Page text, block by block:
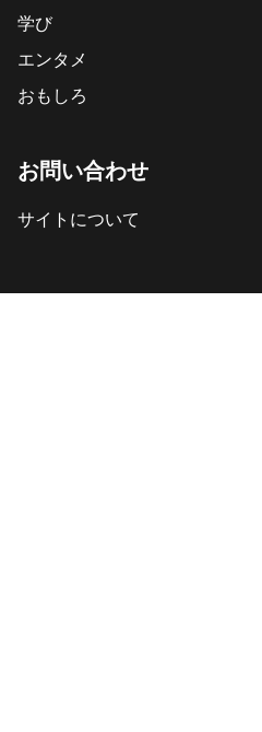
学び
エンタメ
おもしろ
お問い合わせ
サイトについて